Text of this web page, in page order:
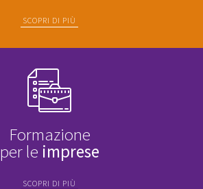
SCOPRI DI PIÙ
Formazione
per le imprese
SCOPRI DI PIÙ